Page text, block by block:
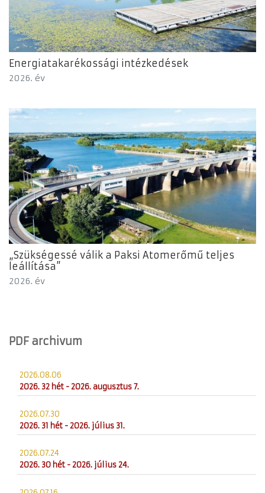
Energiatakarékossági intézkedések
2026. év
„Szükségessé válik a Paksi Atomerőmű teljes
leállítása”
2026. év
PDF archivum
2026.08.06
2026. 32 hét - 2026. augusztus 7.
2026.07.30
2026. 31 hét - 2026. július 31.
2026.07.24
2026. 30 hét - 2026. július 24.